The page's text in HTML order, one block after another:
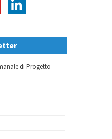
di Progetto